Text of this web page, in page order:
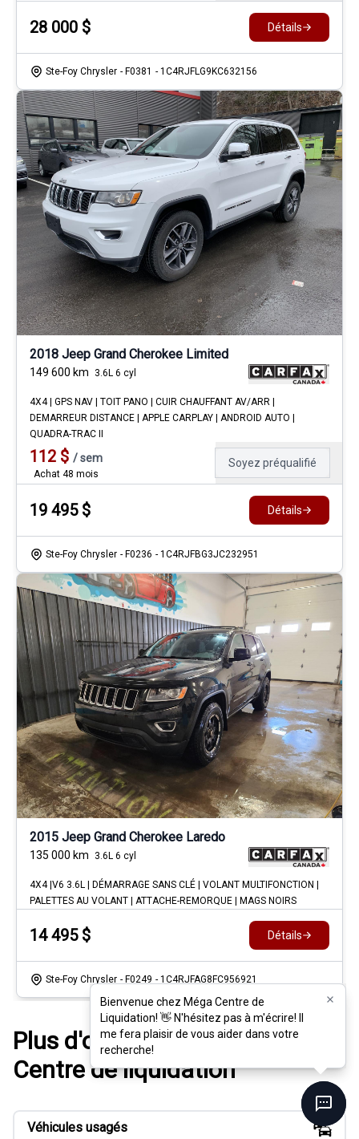
Bienvenue chez Méga Centre de
Liquidation! 👋 N'hésitez pas à m'écrire! Il
me fera plaisir de vous aider dans votre
recherche!
28 000 $ Détails
Ste-Foy Chrysler - F0381 - 1C4RJFLG9KC632156
2018 Jeep Grand Cherokee Limited
149 600 km 3.6L 6 cyl
4X4 | GPS NAV | TOIT PANO | CUIR CHAUFFANT AV/ARR |
DEMARREUR DISTANCE | APPLE CARPLAY | ANDROID AUTO |
QUADRA-TRAC II
112 $ /sem
Achat 48 mois
Soyez préqualifié
19 495$ Détails
Ste-Foy Chrysler - F0236 - 1C4RJFBG3JC232951
2015 Jeep Grand Cherokee Laredo
135 000 km 3.6L 6 cyl
4X4 |V6 3.6L | DÉMARRAGE SANS CLÉ | VOLANT MULTIFONCTION |
PALETTES AU VOLANT | ATTACHE-REMORQUE | MAGS NOIRS
14 495$ Détails
Ste-Foy Chrysler - F0249 - 1C4RJFAG8FC956921
Plus d'options chez Méga
Centre de liquidation
Véhicules usagés
Bienvenue chez Méga Centre de
Liquidation! 👋 N'hésitez pas à m'écrire! Il
me fera plaisir de vous aider dans votre
recherche!